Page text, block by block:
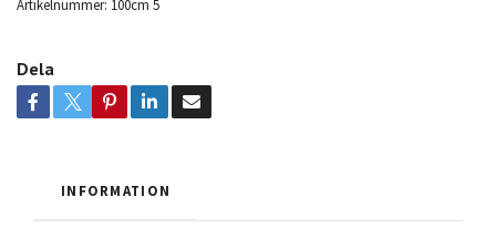
Artikelnummer: 100cm 5
Dela
INFORMATION